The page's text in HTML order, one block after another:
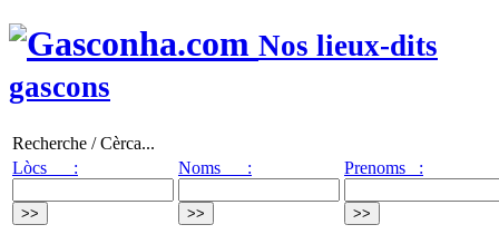
Nos lieux-dits
gascons
Recherche / Cèrca...
Lòcs :
Noms : Prenoms :